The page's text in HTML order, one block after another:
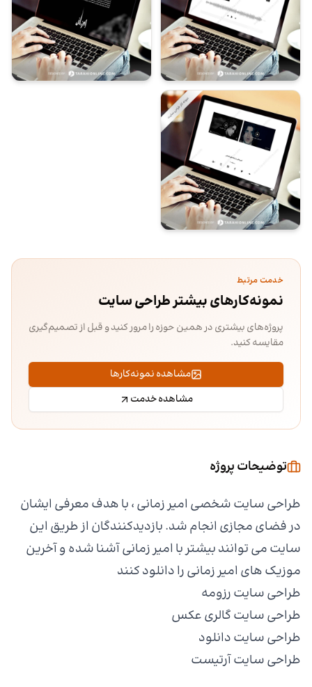
خدمت مرتبط
نمونه‌کارهای بیشتر طراحی سایت
پروژه‌های بیشتری در همین حوزه را مرور کنید و قبل از تصمیم‌گیری
مقایسه کنید.
مشاهده نمونه‌کارها
مشاهده خدمت
توضیحات پروژه
طراحی سایت شخصی امیر زمانی ، با هدف معرفی ایشان
در فضای مجازی انجام شد. بازدیدکنندگان از طریق این
سایت می توانند بیشتر با امیر زمانی آشنا شده و آخرین
موزیک های امیر زمانی را دانلود کنند
طراحی سایت رزومه
طراحی سایت گالری عکس
طراحی سایت دانلود
طراحی سایت آرتیست